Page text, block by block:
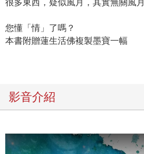
很多東西，疑似風月，其實無關風月
您懂「情」了嗎？
本書附贈蓮生活佛複製墨寶一幅
影音介紹